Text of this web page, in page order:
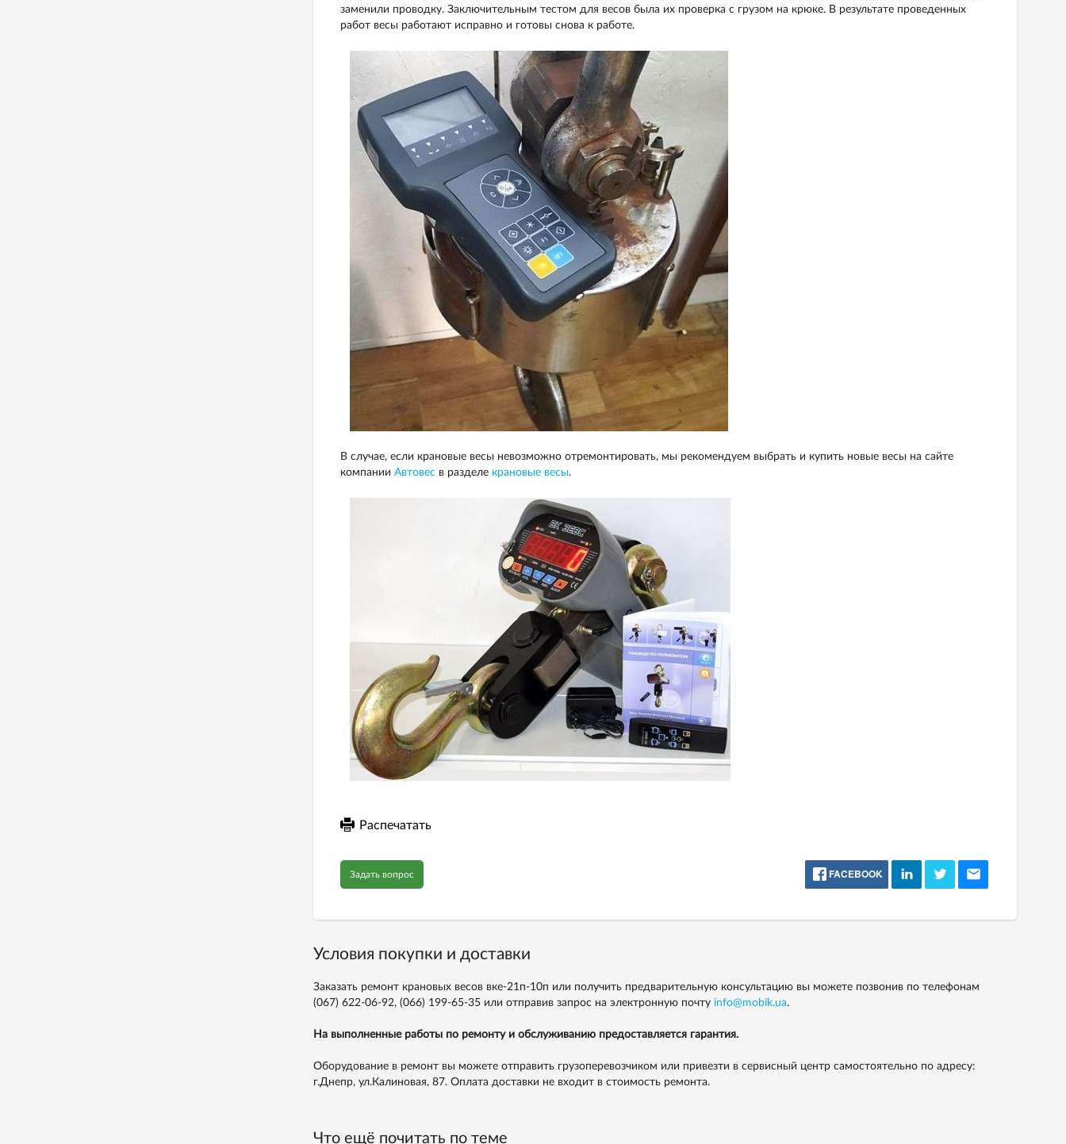
заменили проводку. Заключительным тестом для весов была их проверка с грузом на крюке. В результате проведенных
работ весы работают исправно и готовы снова к работе.
В случае, если крановые весы невозможно отремонтировать, мы рекомендуем выбрать и купить новые весы на сайте
компании Автовес в разделе крановые весы.
Распечатать
Задать вопрос FACEBOOK
Условия покупки и доставки
Заказать ремонт крановых весов вке-21п-10п или получить предварительную консультацию вы можете позвонив по телефонам
(067) 622-06-92, (066) 199-65-35или отправив запрос на электронную почту info@mobik.ua.
На выполненные работы по ремонту и обслуживанию предоставляется гарантия.
Оборудование в ремонт вы можете отправить грузоперевозчиком или привезти в сервисный центр самостоятельно по адресу:
г.Днепр, ул.Калиновая, 87. Оплата доставки не входит в стоимость ремонта.
Что ещё почитать по теме